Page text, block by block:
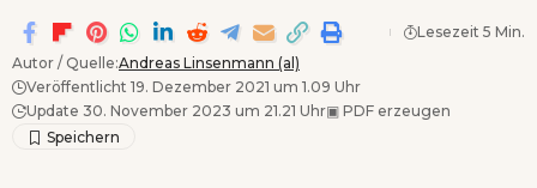
Autor / Quelle:Andreas Linsenmann (al)
Veröffentlicht 19. Dezember 2021 um 1.09 Uhr
Update 30. November 2023 um 21.21 Uhr▣ PDF erzeugen
Lesezeit 5 Min.